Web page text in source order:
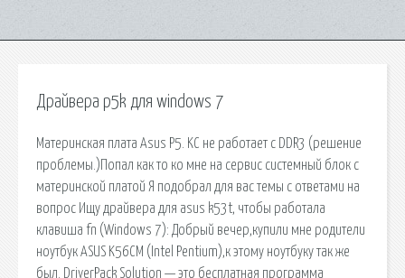
Драйвера p5k для windows 7
Материнская плата Asus P5. KC не работает с DDR3 (решение
проблемы.)Попал как то ко мне на сервис системный блок с
материнской платой Я подобрал для вас темы с ответами на
вопрос Ищу драйвера для asus k53t, чтобы работала
клавиша fn (Windows 7): Добрый вечер,купили мне родители
ноутбук ASUS K56CM (Intel Pentium),к этому ноутбуку так же
был. DriverPack Solution — это бесплатная программа